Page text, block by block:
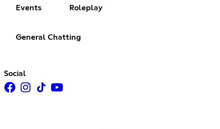
Events Roleplay
General Chatting
Social